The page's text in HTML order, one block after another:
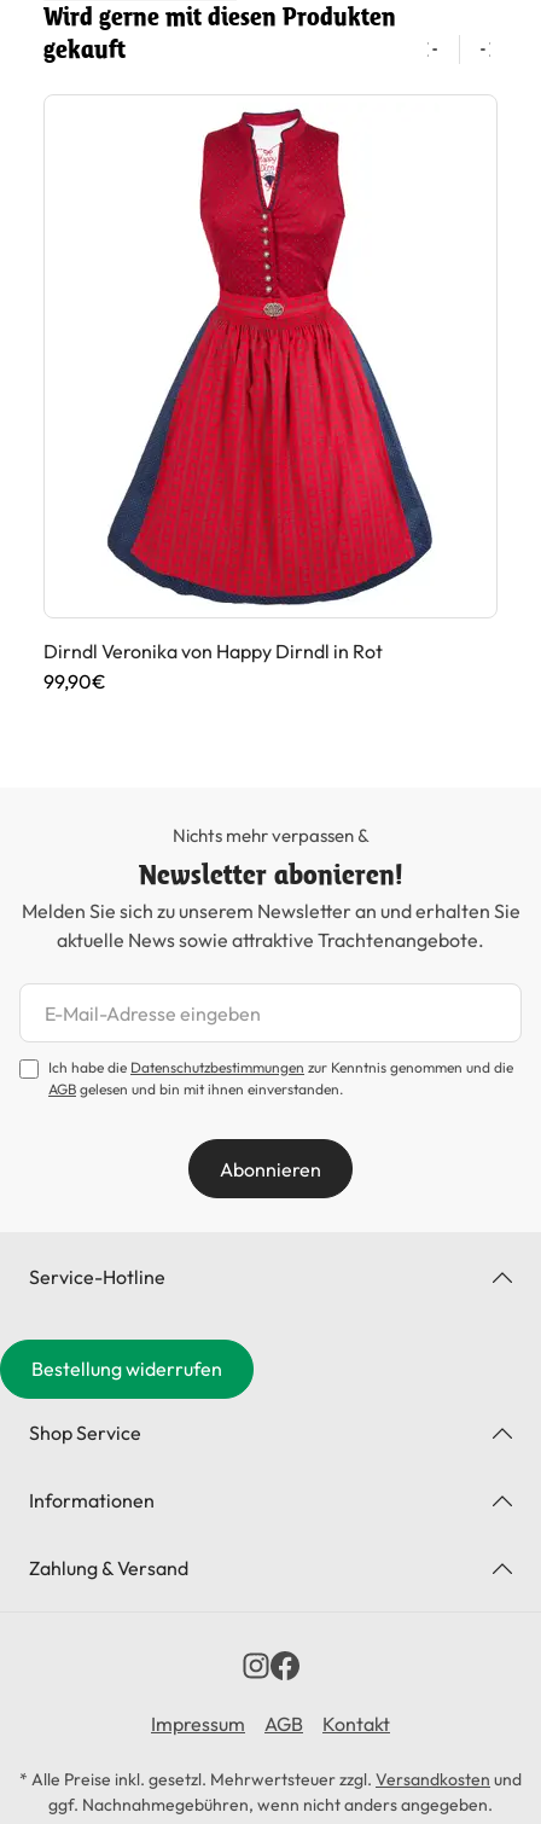
Wird gerne mit diesen Produkten
gekauft
Dirndl Veronika von Happy Dirndl in Rot
99,90€
Nichts mehr verpassen &
Newsletter abonieren!
Melden Sie sich zu unserem Newsletter an und erhalten Sie
aktuelle News sowie attraktive Trachtenangebote.
Newsletter abonnieren
Ich habe die Datenschutzbestimmungen zur Kenntnis genommen und die
AGB gelesen und bin mit ihnen einverstanden.
Abonnieren
Service-Hotline
Bestellung widerrufen
Shop Service
Informationen
Zahlung & Versand
Impressum AGB Kontakt
* Alle Preise inkl. gesetzl. Mehrwertsteuer zzgl. Versandkosten und
ggf. Nachnahmegebühren, wenn nicht anders angegeben.